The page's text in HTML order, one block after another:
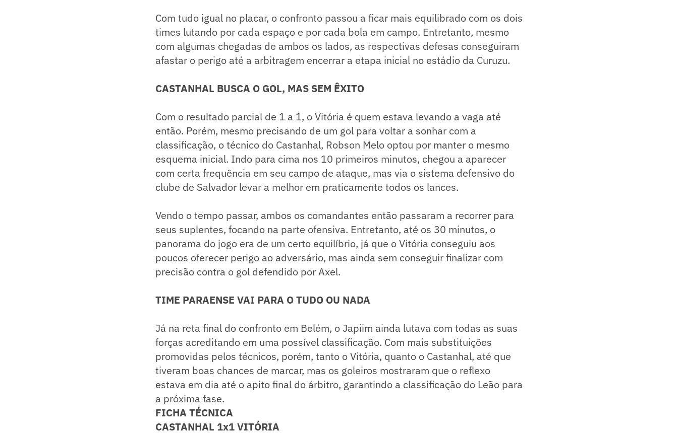
Com tudo igual no placar, o confronto passou a ficar mais equilibrado com os dois
times lutando por cada espaço e por cada bola em campo. Entretanto, mesmo
com algumas chegadas de ambos os lados, as respectivas defesas conseguiram
afastar o perigo até a arbitragem encerrar a etapa inicial no estádio da Curuzu.
CASTANHAL BUSCA O GOL, MAS SEM ÊXITO
Com o resultado parcial de 1 a 1, o Vitória é quem estava levando a vaga até
então. Porém, mesmo precisando de um gol para voltar a sonhar com a
classificação, o técnico do Castanhal, Robson Melo optou por manter o mesmo
esquema inicial. Indo para cima nos 10 primeiros minutos, chegou a aparecer
com certa frequência em seu campo de ataque, mas via o sistema defensivo do
clube de Salvador levar a melhor em praticamente todos os lances.
Vendo o tempo passar, ambos os comandantes então passaram a recorrer para
seus suplentes, focando na parte ofensiva. Entretanto, até os 30 minutos, o
panorama do jogo era de um certo equilíbrio, já que o Vitória conseguiu aos
poucos oferecer perigo ao adversário, mas ainda sem conseguir finalizar com
precisão contra o gol defendido por Axel.
TIME PARAENSE VAI PARA O TUDO OU NADA
Já na reta final do confronto em Belém, o Japiim ainda lutava com todas as suas
forças acreditando em uma possível classificação. Com mais substituições
promovidas pelos técnicos, porém, tanto o Vitória, quanto o Castanhal, até que
tiveram boas chances de marcar, mas os goleiros mostraram que o reflexo
estava em dia até o apito final do árbitro, garantindo a classificação do Leão para
a próxima fase.
FICHA TÉCNICA
CASTANHAL 1x1 VITÓRIA